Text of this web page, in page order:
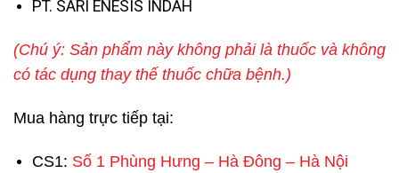
PT. SARI ENESIS INDAH
(Chú ý: Sản phẩm này không phải là thuốc và không
có tác dụng thay thế thuốc chữa bệnh.)
Mua hàng trực tiếp tại:
CS1: Số 1 Phùng Hưng – Hà Đông – Hà Nội